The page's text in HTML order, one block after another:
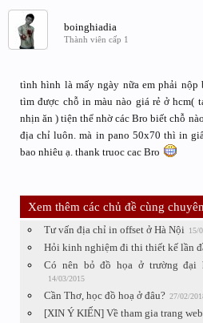
boinghiadia
Thành viên cấp 1
tình hình là mấy ngày nữa em phải
tìm được chỗ in màu nào giá rẻ ở hcm(
nhịn ăn ) tiện thể nhờ các Bro biết chỗ
địa chỉ luôn. mà in pano 50x70 thì in
bao nhiêu ạ. thank truoc cac Bro
Xem thêm các chủ đề cùng
Tư vấn địa chỉ in offset ở Hà Nội 15/
Hỏi kinh nghiệm đi thi thiết kế lần
Có nên bỏ đồ họa ở trường đại
14/03/2015
Cần Thơ, học đồ hoạ ở đâu? 27/02/
[XIN Ý KIẾN] Về tham gia trang